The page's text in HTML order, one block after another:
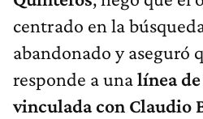
centrado en la
abandonado y aseguró
responde a unalínea
vinculada con Claudio